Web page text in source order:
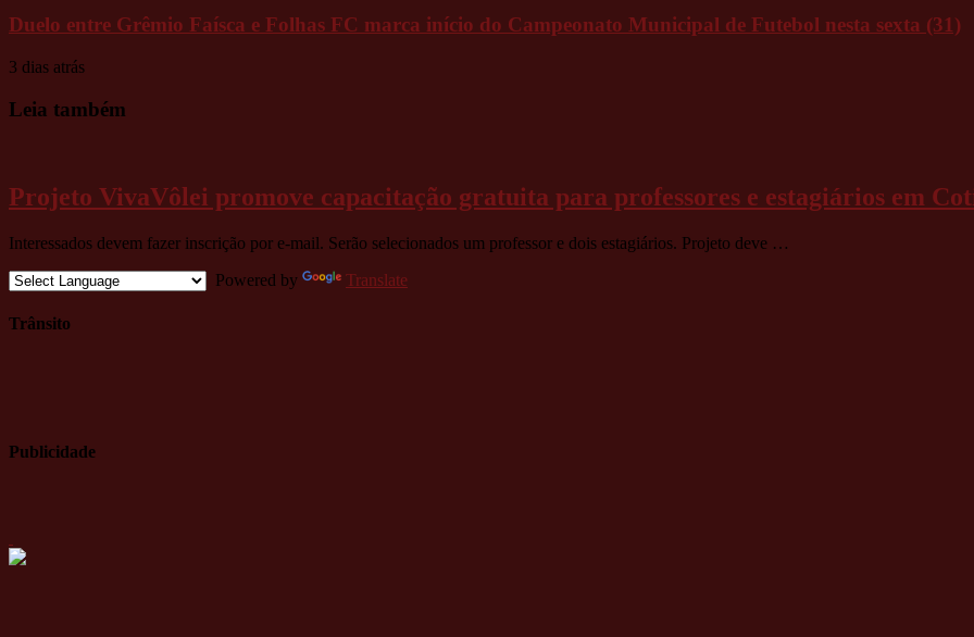
Duelo entre Grêmio Faísca e Folhas FC marca início do Campeonato Municipal de Futebol nesta sexta (31)
3 dias atrás
Leia também
Projeto VivaVôlei promove capacitação gratuita para professores e estagiários em
Interessados devem fazer inscrição por e-mail. Serão selecionados um professor e dois estagiários. Projeto deve …
Powered by
Translate
Trânsito
Publicidade